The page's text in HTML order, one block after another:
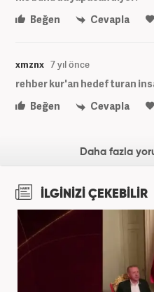
Beğen
Cevapla
xmznx 7 yıl önce
rehber kur'an hedef turan
Beğen
Cevapla
Daha fazla
İLGİNİZİ ÇEKEBİLİR